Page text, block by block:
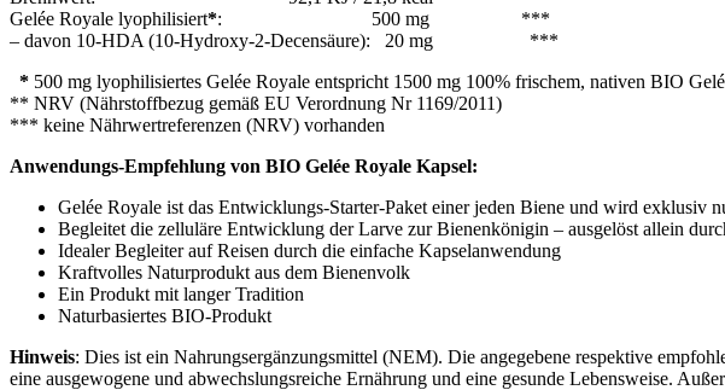
Gelée Royale lyophilisiert*: 500 mg ***
– davon 10-HDA (10-Hydroxy-2-Decensäure): 20 mg ***
* 500 mg lyophilisiertes Gelée Royale entspricht 1500 mg 100% frischem, nativen BIO
** NRV (Nährstoffbezug gemäß EU Verordnung Nr 1169/2011)
*** keine Nährwertreferenzen (NRV) vorhanden
Anwendungs-Empfehlung von BIO Gelée Royale Kapsel:
Gelée Royale ist das Entwicklungs-Starter-Paket einer jeden Biene und wird exklusiv
Begleitet die zelluläre Entwicklung der Larve zur Bienenkönigin – ausgelöst allein
Idealer Begleiter auf Reisen durch die einfache Kapselanwendung
Kraftvolles Naturprodukt aus dem Bienenvolk
Ein Produkt mit langer Tradition
Naturbasiertes BIO-Produkt
Hinweis: Dies ist ein Nahrungsergänzungsmittel (NEM). Die angegebene respektive
eine ausgewogene und abwechslungsreiche Ernährung und eine gesunde Lebensweise.